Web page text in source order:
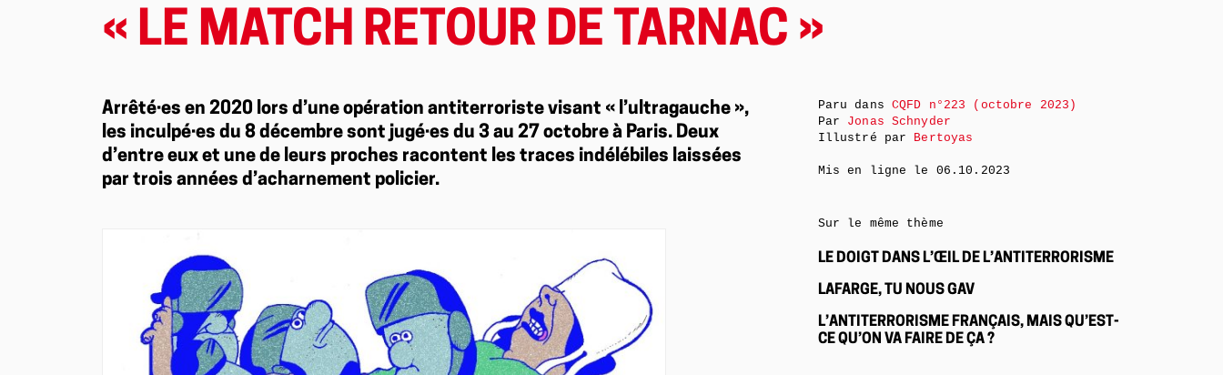
« LE MATCH RETOUR DE TARNAC »
Arrêté·es en 2020 lors d’une opération antiterroriste visant « l’ultragauche »,
les inculpé·es du 8 décembre sont jugé·es du 3 au 27 octobre à Paris. Deux
d’entre eux et une de leurs proches racontent les traces indélébiles laissées
par trois années d’acharnement policier.
Paru dans CQFD n°223 (octobre 2023)
Par Jonas Schnyder
Illustré par Bertoyas
Mis en ligne le 06.10.2023
Sur le même thème
LE DOIGT DANS L’ŒIL DE L’ANTITERRORISME
LAFARGE, TU NOUS GAV
L’ANTITERRORISME FRANÇAIS, MAIS QU’EST-
CE QU’ON VA FAIRE DE ÇA ?